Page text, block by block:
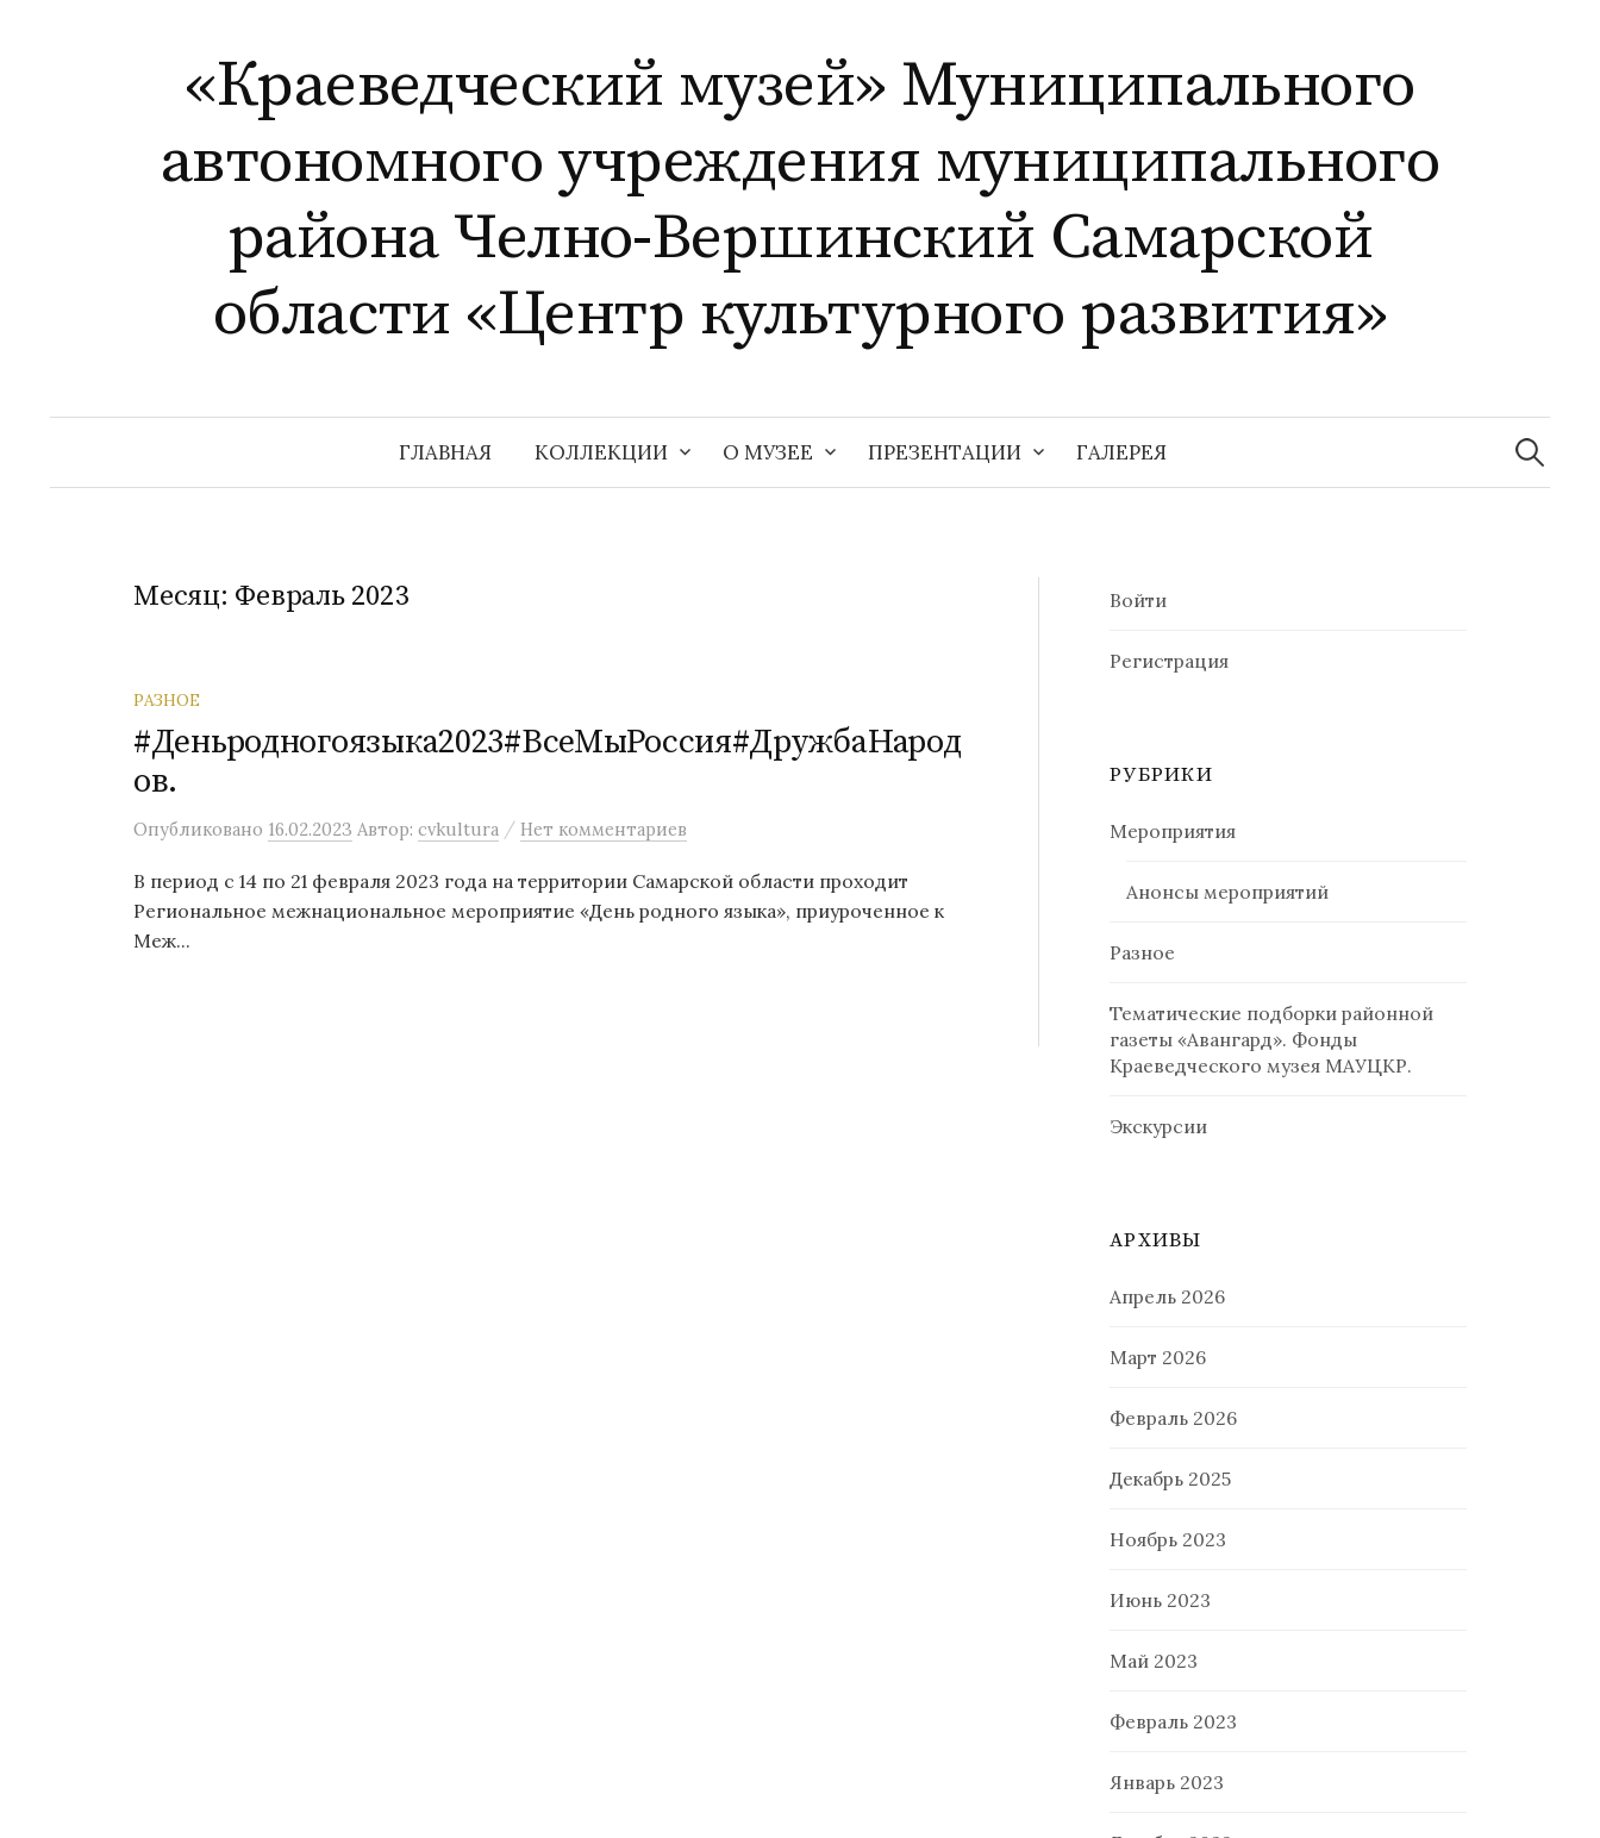
содержимому«Краеведческий музей» Муниципального
автономного учреждения муниципального
района Челно-Вершинский Самарской
области «Центр культурного развития»
ГЛАВНАЯ КОЛЛЕКЦИИ О МУЗЕЕ ПРЕЗЕНТАЦИИ ГАЛЕРЕЯ
Найти:
Месяц: Февраль 2023
РАЗНОЕ
#Деньродногоязыка2023#ВсеМыРоссия#ДружбаНарод
ов.
Опубликовано 16.02.2023 Автор: cvkultura / Нет комментариев
В период с 14 по 21 февраля 2023 года на территории Самарской области проходит
Региональное межнациональное мероприятие «День родного языка», приуроченное к
Меж...
Войти
Регистрация
РУБРИКИ
Мероприятия
Анонсы мероприятий
Разное
Тематические подборки районной
газеты «Авангард». Фонды
Краеведческого музея МАУЦКР.
Экскурсии
АРХИВЫ
Апрель 2026
Март 2026
Февраль 2026
Декабрь 2025
Ноябрь 2023
Июнь 2023
Май 2023
Февраль 2023
Январь 2023